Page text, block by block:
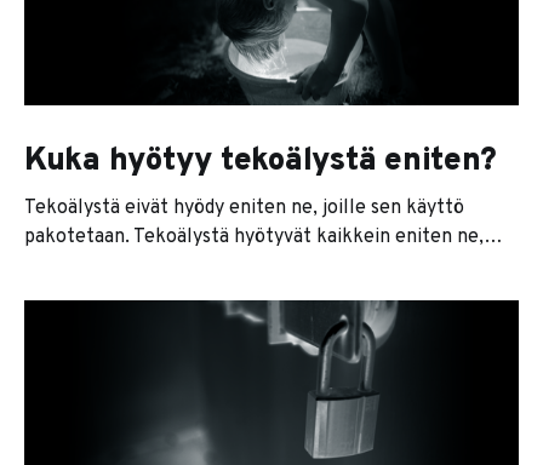
sopimusrakenteet, verosuunnittelu, rahoitusjärjestelyt
ja integraatiosuunnitelma. Jokainen osa on
ennustettava. Jos teet asiat oikeassa järjestyksessä ja
Kuka hyötyy tekoälystä eniten?
Tekoälystä eivät hyödy eniten ne, joille sen käyttö
pakotetaan. Tekoälystä hyötyvät kaikkein eniten ne,
vähän itsestäänselvyydeltä, mutta käytännössä
yrityksissä toimitaan usein juuri päinvastoin. Joka kerta
kun uusi teknologia yleistyy, kuulemme samat